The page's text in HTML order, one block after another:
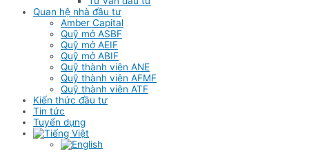
Quan hệ nhà đầu tư
Amber Capital
Quỹ mở ASBF
Quỹ mở AEIF
Quỹ mở ABIF
Quỹ thành viên ANE
Quỹ thành viên AFMF
Quỹ thành viên ATF
Kiến thức đầu tư
Tin tức
Tuyển dụng